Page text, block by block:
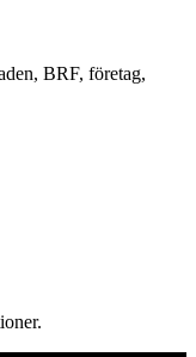
BRF, företag,